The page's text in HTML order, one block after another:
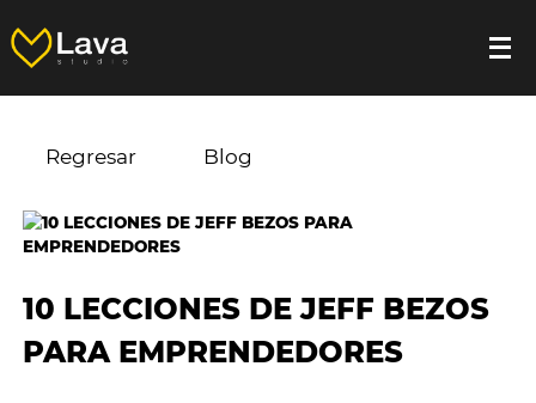
Regresar Blog
10 LECCIONES DE JEFF BEZOS
PARA EMPRENDEDORES